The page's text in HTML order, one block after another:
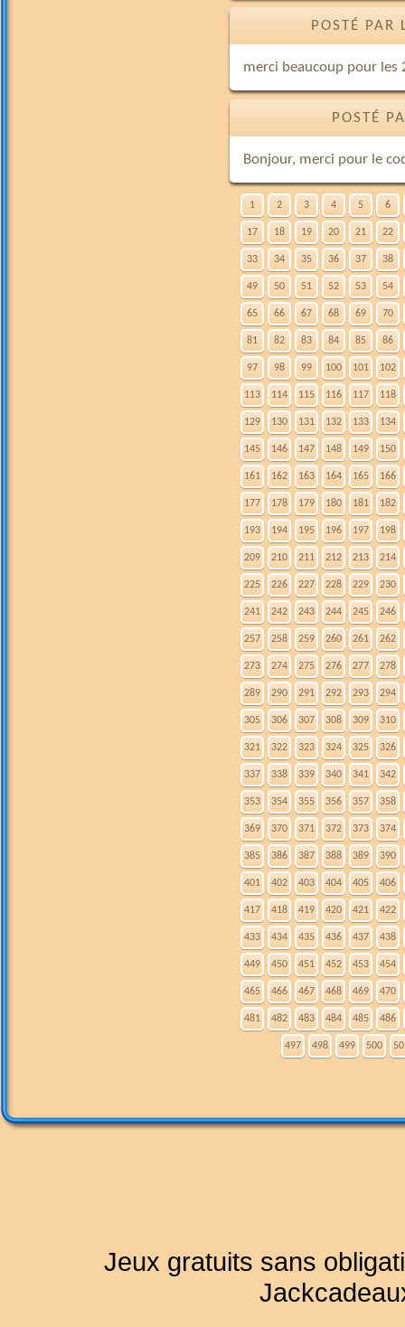
POSTÉ
merci beaucoup pour les
POSTÉ
Bonjour, merci pour le
1 2 3 4 5 6
17 18 19 20 21 22
33 34 35 36 37 38
49 50 51 52 53 54
65 66 67 68 69 70
81 82 83 84 85 86
97 98 99 100 101 102
113 114 115 116 117 118
129 130 131 132 133 134
145 146 147 148 149 150
161 162 163 164 165 166
177 178 179 180 181 182
193 194 195 196 197 198
209 210 211 212 213 214
225 226 227 228 229 230
241 242 243 244 245 246
257 258 259 260 261 262
273 274 275 276 277 278
289 290 291 292 293 294
305 306 307 308 309 310
321 322 323 324 325 326
337 338 339 340 341 342
353 354 355 356 357 358
369 370 371 372 373 374
385 386 387 388 389 390
401 402 403 404 405 406
417 418 419 420 421 422
433 434 435 436 437 438
449 450 451 452 453 454
465 466 467 468 469 470
481 482 483 484 485 486
497 498 499 500
Jeux gratuits sans